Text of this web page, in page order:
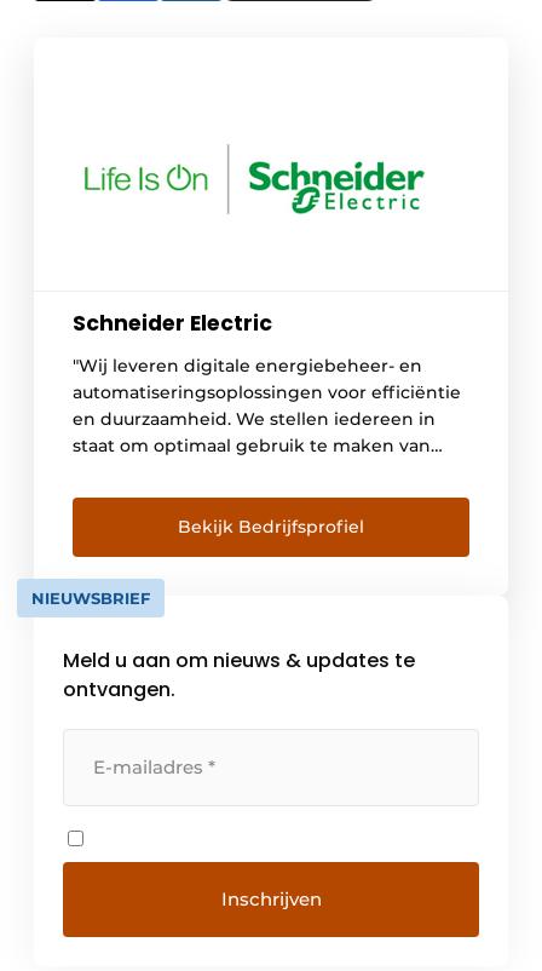
Schneider Electric
"Wij leveren digitale energiebeheer- en
automatiseringsoplossingen voor efficiëntie
en duurzaamheid. We stellen iedereen in
staat om optimaal gebruik te maken van
altijd en overal geldt voor iedereen."
Bekijk Bedrijfsprofiel
NIEUWSBRIEF
Meld u aan om nieuws & updates te
ontvangen.